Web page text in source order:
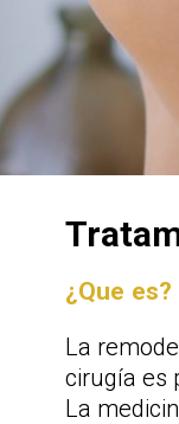
¿Que es?
La
cirugía es
La